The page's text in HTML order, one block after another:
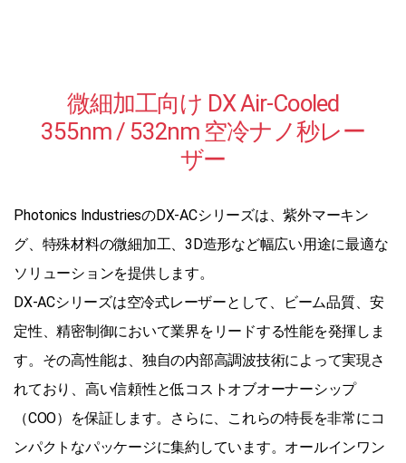
微細加工向け DX Air-Cooled
355nm / 532nm 空冷ナノ秒レー
ザー
Photonics IndustriesのDX-ACシリーズは、紫外マーキン
グ、特殊材料の微細加工、3D造形など幅広い用途に最適な
ソリューションを提供します。
DX-ACシリーズは空冷式レーザーとして、ビーム品質、安
定性、精密制御において業界をリードする性能を発揮しま
す。その高性能は、独自の内部高調波技術によって実現さ
れており、高い信頼性と低コストオブオーナーシップ
（COO）を保証します。さらに、これらの特長を非常にコ
ンパクトなパッケージに集約しています。オールインワン